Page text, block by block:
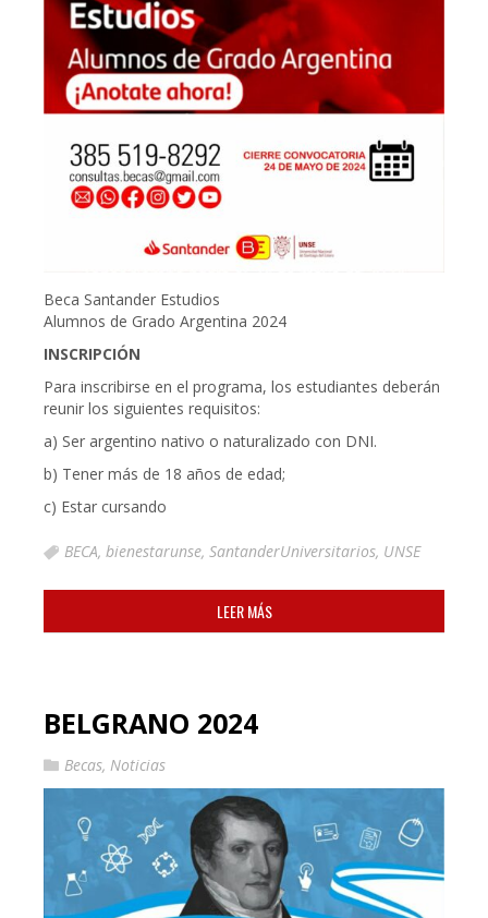
Beca Santander Estudios
Alumnos de Grado Argentina 2024
INSCRIPCIÓN
Para inscribirse en el programa, los estudiantes deberán
reunir los siguientes requisitos:
a) Ser argentino nativo o naturalizado con DNI.
b) Tener más de 18 años de edad;
c) Estar cursando
BECA, bienestarunse, SantanderUniversitarios, UNSE
LEER MÁS
BELGRANO 2024
Becas, Noticias